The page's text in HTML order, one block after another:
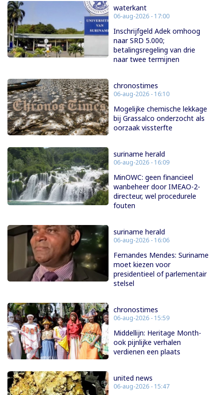
waterkant
06-aug-2026 - 17:00
Inschrijfgeld Adek omhoog
naar SRD 5.000;
betalingsregeling van drie
naar twee termijnen
chronostimes
06-aug-2026 - 16:10
Mogelijke chemische lekkage
bij Grassalco onderzocht als
oorzaak vissterfte
suriname herald
06-aug-2026 - 16:09
MinOWC: geen financieel
wanbeheer door IMEAO-2-
directeur, wel procedurele
fouten
suriname herald
06-aug-2026 - 16:06
Fernandes Mendes: Suriname
moet kiezen voor
presidentieel of parlementair
stelsel
chronostimes
06-aug-2026 - 15:59
Middellijn: Heritage Month-
ook pijnlijke verhalen
verdienen een plaats
united news
06-aug-2026 - 15:47